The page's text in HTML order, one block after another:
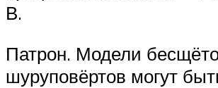
В.
Патрон. Модели
шуруповёртов могут